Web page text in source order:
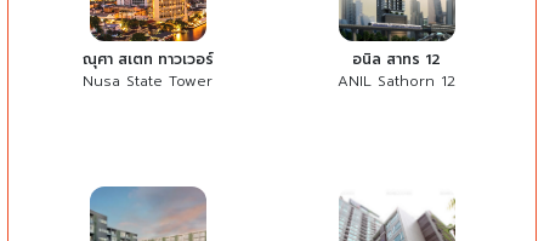
ณุศา สเตท ทาวเวอร์
Nusa State Tower
อนิล สาทร 12
ANIL Sathorn 12